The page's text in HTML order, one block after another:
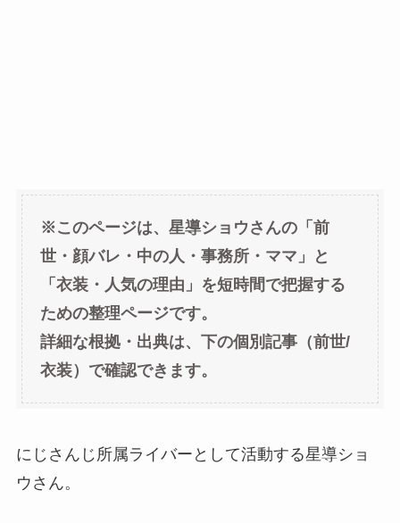
※このページは、星導ショウさんの「前
世・顔バレ・中の人・事務所・ママ」と
「衣装・人気の理由」を短時間で把握する
ための整理ページです。
詳細な根拠・出典は、下の個別記事（前世/
衣装）で確認できます。
にじさんじ所属ライバーとして活動する星導ショ
ウさん。